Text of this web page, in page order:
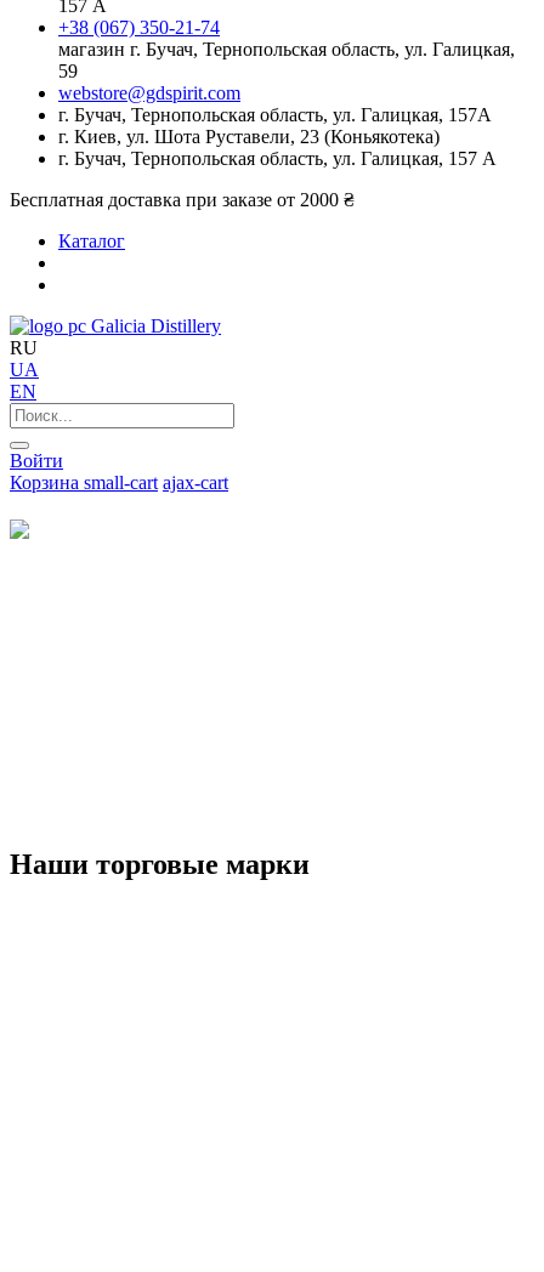
157 А
+38 (067) 350-21-74
магазин г. Бучач, Тернопольская область, ул. Галицкая,
59
webstore@gdspirit.com
г. Бучач, Тернопольская область, ул. Галицкая, 157А
г. Киев, ул. Шота Руставели, 23 (Коньякотека)
г. Бучач, Тернопольская область, ул. Галицкая, 157 А
Бесплатная доставка при заказе от 2000 ₴
Каталог
Galicia Distillery
RU
UA
EN
Войти
Корзина small-cart ajax-cart
Наши торговые марки